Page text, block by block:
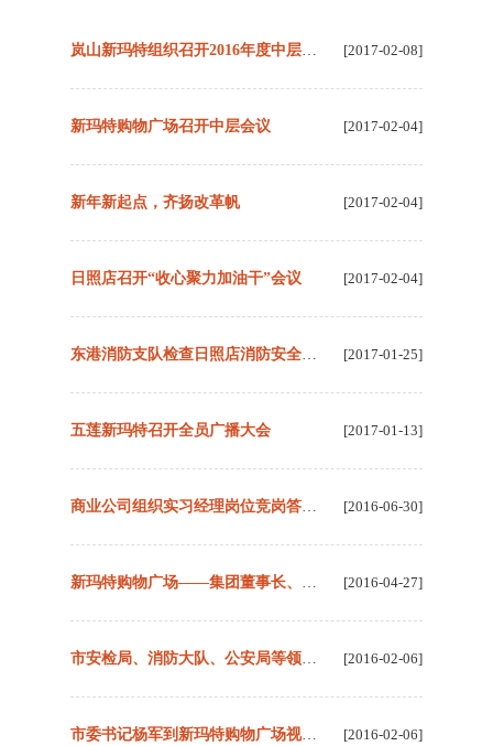
[2017-02-08]
新玛特购物广场召开中层会议 [2017-02-04]
新年新起点，齐扬改革帆 [2017-02-04]
日照店召开“收心聚力加油干”会议 [2017-02-04]
[2017-01-25]
五莲新玛特召开全员广播大会 [2017-01-13]
[2016-06-30]
[2016-04-27]
[2016-02-06]
市委书记杨军到新玛特购物广场视察节日市场工作 [2016-02-06]